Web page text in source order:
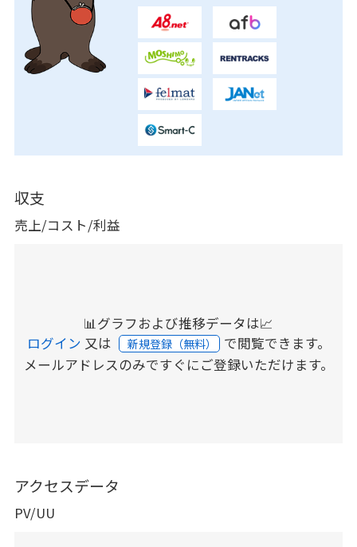
収支
売上/コスト/利益
📊グラフおよび推移データは📈
ログイン 又は 新規登録（無料） で閲覧できます。
メールアドレスのみですぐにご登録いただけます。
アクセスデータ
PV/UU